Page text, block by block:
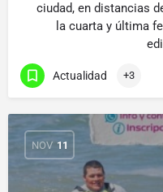
ciudad, en distancias
la cuarta y última
Actualidad +3
NOV 11